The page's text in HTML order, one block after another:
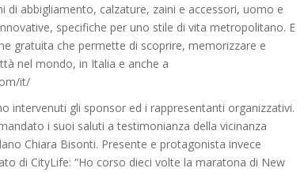
di abbigliamento, calzature, zaini e accessori, uomo e
specifiche per uno stile di vita metropolitano. E
gratuita che permette di scoprire, memorizzare e
nel mondo, in Italia e anche a
it/
intervenuti gli sponsor ed i rappresentanti organizzativi.
i suoi saluti a testimonianza della vicinanza
Chiara Bisonti. Presente e protagonista invece
di CityLife: “Ho corso dieci volte la maratona di New